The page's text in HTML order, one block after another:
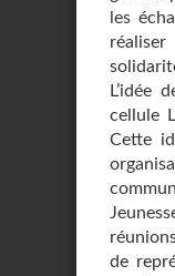
les
L’idée
cellule
Cette
de